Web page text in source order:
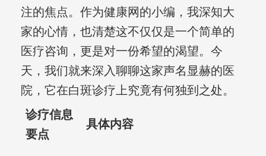
注的焦点。作为健康网的小编，我深知大
家的心情，也清楚这不仅仅是一个简单的
医疗咨询，更是对一份希望的渴望。今
天，我们就来深入聊聊这家声名显赫的医
院，它在白斑诊疗上究竟有何独到之处。
诊疗信息
要点
具体内容